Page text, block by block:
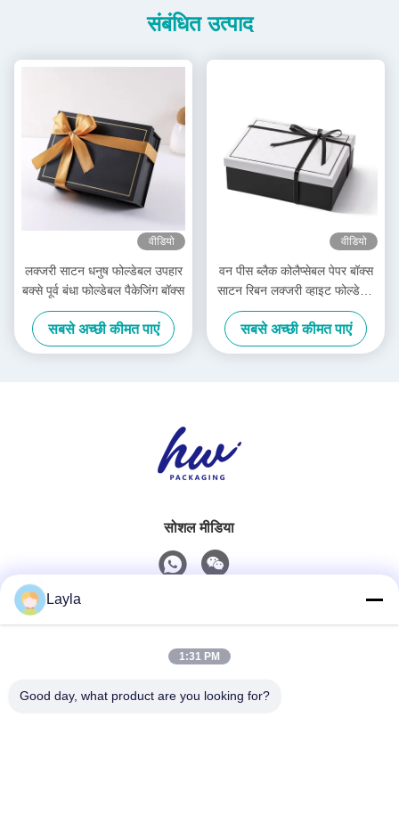
संबंधित उत्पाद
वीडियो
लक्जरी साटन धनुष फोल्डेबल उपहार
बक्से पूर्व बंधा फोल्डेबल पैकेजिंग बॉक्स
सबसे अच्छी कीमत पाएं
वीडियो
वन पीस ब्लैक कोलैप्सेबल पेपर बॉक्स
साटन रिबन लक्जरी व्हाइट फोल्डेबल
बॉक्स
सबसे अच्छी कीमत पाएं
सोशल मीडिया
0086-18688885859
Layla
1:31 PM
Good day, what product are you looking for?